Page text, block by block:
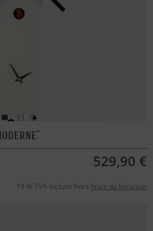
529,90 €
19 % TVA incluse hors Frais de livraison